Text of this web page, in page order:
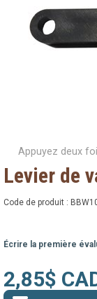
Appuyez deux
Levier de
Code de produit :
Écrire la première
2,85$